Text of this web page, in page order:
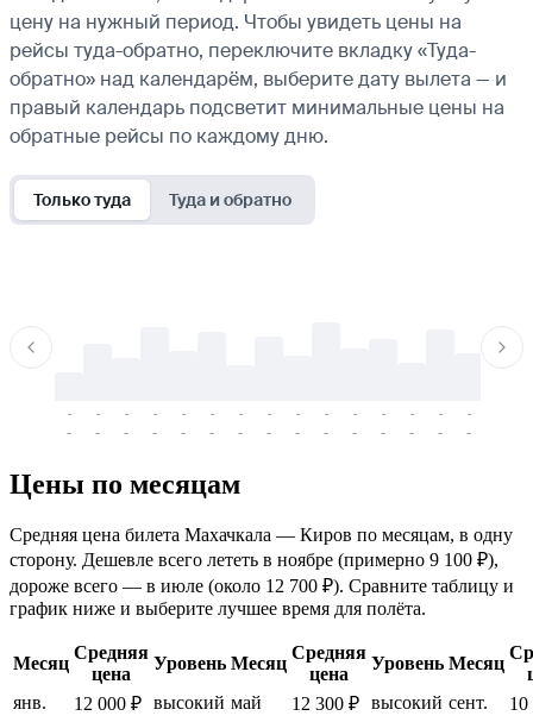
цену на нужный период. Чтобы увидеть цены на
рейсы туда-обратно, переключите вкладку «Туда-
обратно» над календарём, выберите дату вылета — и
правый календарь подсветит минимальные цены на
обратные рейсы по каждому дню.
Только туда Туда и обратно
-
-
-
-
-
-
-
-
-
-
-
-
-
-
-
-
-
-
-
-
-
-
-
-
-
-
-
-
-
-
Цены по месяцам
Средняя цена билета Махачкала — Киров по месяцам, в одну
сторону. Дешевле всего лететь в ноябре (примерно 9 100 ₽),
дороже всего — в июле (около 12 700 ₽). Сравните таблицу и
график ниже и выберите лучшее время для полёта.
Месяц
Средняя
цена
Уровень Месяц
Средняя
цена
Уровень Месяц
янв.
12 000 ₽ высокий май 12 300 ₽ высокий сент.
10